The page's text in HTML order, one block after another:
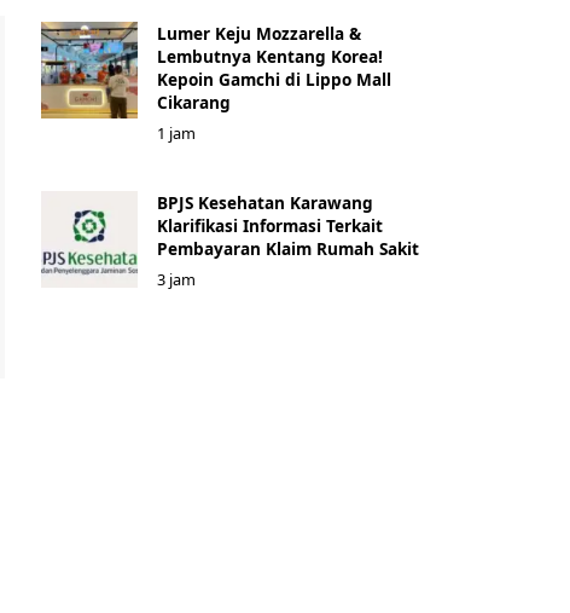
Lumer Keju Mozzarella &
Lembutnya Kentang Korea!
Kepoin Gamchi di Lippo Mall
Cikarang
1 jam
BPJS Kesehatan Karawang
Klarifikasi Informasi Terkait
Pembayaran Klaim Rumah Sakit
3 jam